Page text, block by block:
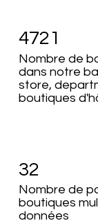
4721
Nombre de
dans notre
store,
boutiques
Nombre de
boutiques
données
32